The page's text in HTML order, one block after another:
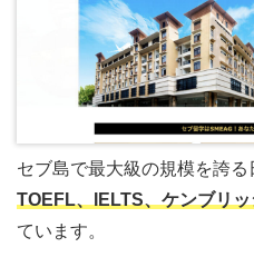
セブ島で最大級の規模を誇る
TOEFL、IELTS、ケンブリ
ています。